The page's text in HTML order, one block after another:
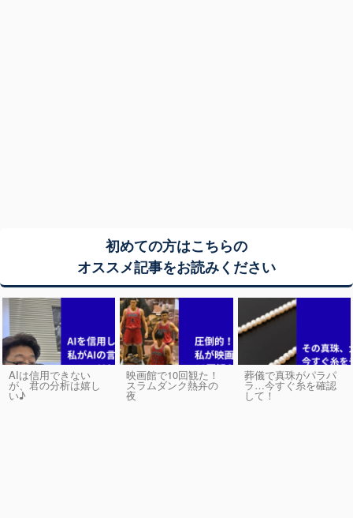
初めての方はこちらの
オススメ記事をお読みください
AIは信用できない
が、君の分析は嬉し
い♪
映画館で10回観た！
スラムダンク熱弁の
夜
葬儀で真珠がパラパ
ラ…今すぐ糸を確認
して！